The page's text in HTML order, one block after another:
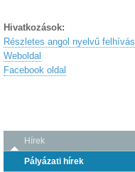
Hivatkozások:
Részletes angol nyelvű felhívás
Weboldal
Facebook oldal
Hírek
Pályázati hírek